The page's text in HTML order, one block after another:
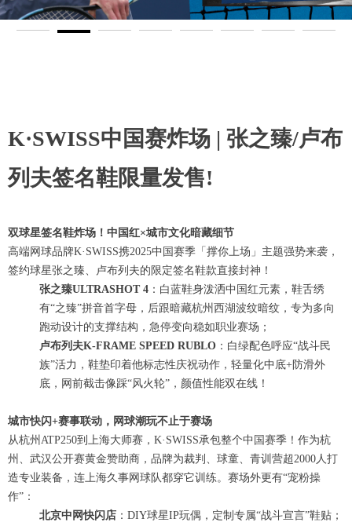
K·SWISS中国赛炸场 | 张之臻/卢布
列夫签名鞋限量发售!
双球星签名鞋炸场！中国红×城市文化暗藏细节
高端网球品牌K·SWISS携2025中国赛季「撑你上场」主题强势来袭，
签约球星张之臻、卢布列夫的限定签名鞋款直接封神！
张之臻ULTRASHOT 4 ：白蓝鞋身泼洒中国红元素，鞋舌绣
有“之臻”拼音首字母，后跟暗藏杭州西湖波纹暗纹，专为多向
跑动设计的支撑结构，急停变向稳如职业赛场；
卢布列夫K-FRAME SPEED RUBLO ：白绿配色呼应“战斗民
族”活力，鞋垫印着他标志性庆祝动作，轻量化中底+防滑外
底，网前截击像踩“风火轮”，颜值性能双在线！
城市快闪+赛事联动，网球潮玩不止于赛场
从杭州ATP250到上海大师赛，K·SWISS承包整个中国赛季！作为杭
州、武汉公开赛黄金赞助商，品牌为裁判、球童、青训营超2000人打
造专业装备，连上海久事网球队都穿它训练。赛场外更有“宠粉操
作”：
北京中网快闪店 ：DIY球星IP玩偶，定制专属“战斗宣言”鞋贴；